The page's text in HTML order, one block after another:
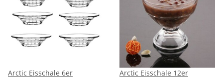
Arctic Eisschale 6er
Arctic Eisschale 12er